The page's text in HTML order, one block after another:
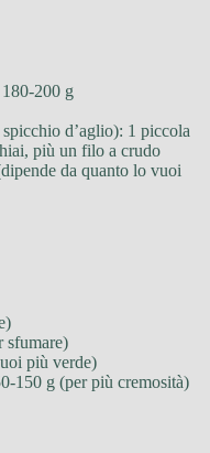
200 g
d’aglio): 1 piccola
più un filo a crudo
da quanto lo vuoi
sfumare)
più verde)
150 g (per più cremosità)